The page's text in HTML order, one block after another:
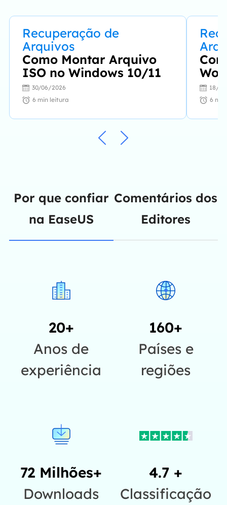
Recuperação de
Arquivos
Como Montar Arquivo
ISO no Windows 10/11
30/06/2026
6 min leitura
no
18/
6
Por que confiar
na EaseUS
Comentários dos
Editores
20+
Anos de
experiência
160+
Países e
regiões
72 Milhões+
Downloads
4.7 +
Classificação